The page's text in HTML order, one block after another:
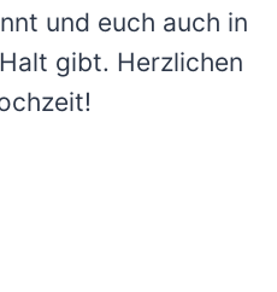
und euch auch in
gibt. Herzlichen